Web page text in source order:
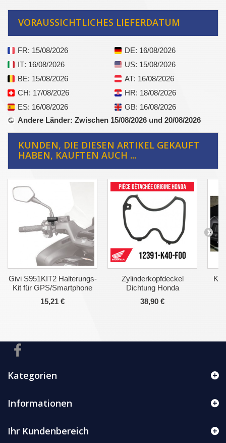
VORAUSSICHTLICHES LIEFERDATUM
FR: 15/08/2026 DE: 16/08/2026
IT: 16/08/2026 US: 15/08/2026
BE: 15/08/2026 AT: 16/08/2026
CH: 17/08/2026 HR: 18/08/2026
ES: 16/08/2026 GB: 16/08/2026
Andere Länder: Zwischen 15/08/2026 und 20/08/2026
KUNDEN, DIE DIESEN ARTIKEL GEKAUFT
HABEN, KAUFTEN AUCH ...
Givi S951KIT2 Halterungs-
Kit für GPS/Smartphone
15,21 €
Zylinderkopfdeckel
Dichtung Honda
38,90 €
Kategorien
Informationen
Ihr Kundenbereich